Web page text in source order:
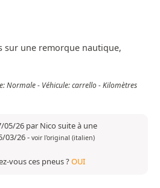
sur une remorque nautique,
Normale - Véhicule: carrello - Kilomètres
26 par Nico suite à une
03/26- voir l'original (italien)
vous ces pneus ?OUI